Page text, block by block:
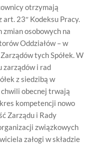
otrzymają
23″ Kodeksu Pracy.
osobowych na
Oddziałów – w
tych Spółek. W
zarządów i rad
z siedzibą w
obecnej trwają
kompetencji nowo
Zarządu i Rady
związkowych
załogi w składzie